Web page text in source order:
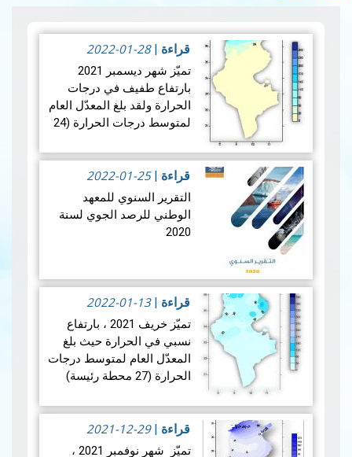
قراءة |
2022-01-28
تميّز شهر ديسمبر 2021
بارتفاع طفيف في درجات
الحرارة ولقد بلغ المعدّل العام
لمتوسط درجات الحرارة (24
وكان فوق المعدل المرجعي
(1981- 2010) بقليل لنفس
المحطات…
قراءة المزيد
قراءة |
2022-01-25
التقرير السنوي للمعهد
الوطني للرصد الجوي لسنة
2020
بالرغم من الوضع الصحي
الاستثنائي الذي عرفته بلادنا
سنة 2020 بسبب جائحةCovid
19 وتأثيرها على سير العمل
وانعقاد التظاهرات والاج…
قراءة |
2022-01-13
تميّز خريف 2021 ، بارتفاع
نسبي في الحرارة حيث بلغ
المعدّل العام لمتوسط درجات
الحرارة (27 محطة رئيسة)
المرجعي (1981- 2010) وبلغ
الفارق (0.9 +) درجة…
المزيد
قراءة |
2021-12-29
تميّز شهر نوفمبر 2021 ،